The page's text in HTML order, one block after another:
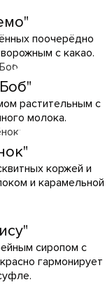
поочерёдно
с какао.
растительным с
молока.
коржей и
и карамельной
сиропом с
гармонирует